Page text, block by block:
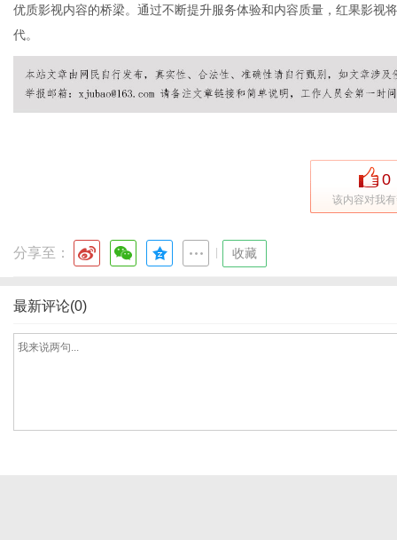
优质影视内容的桥梁。通过不断提升服务体验和内容质量，红果影视
代。
0
该内容对我
分享至： 收藏
最新评论(0)